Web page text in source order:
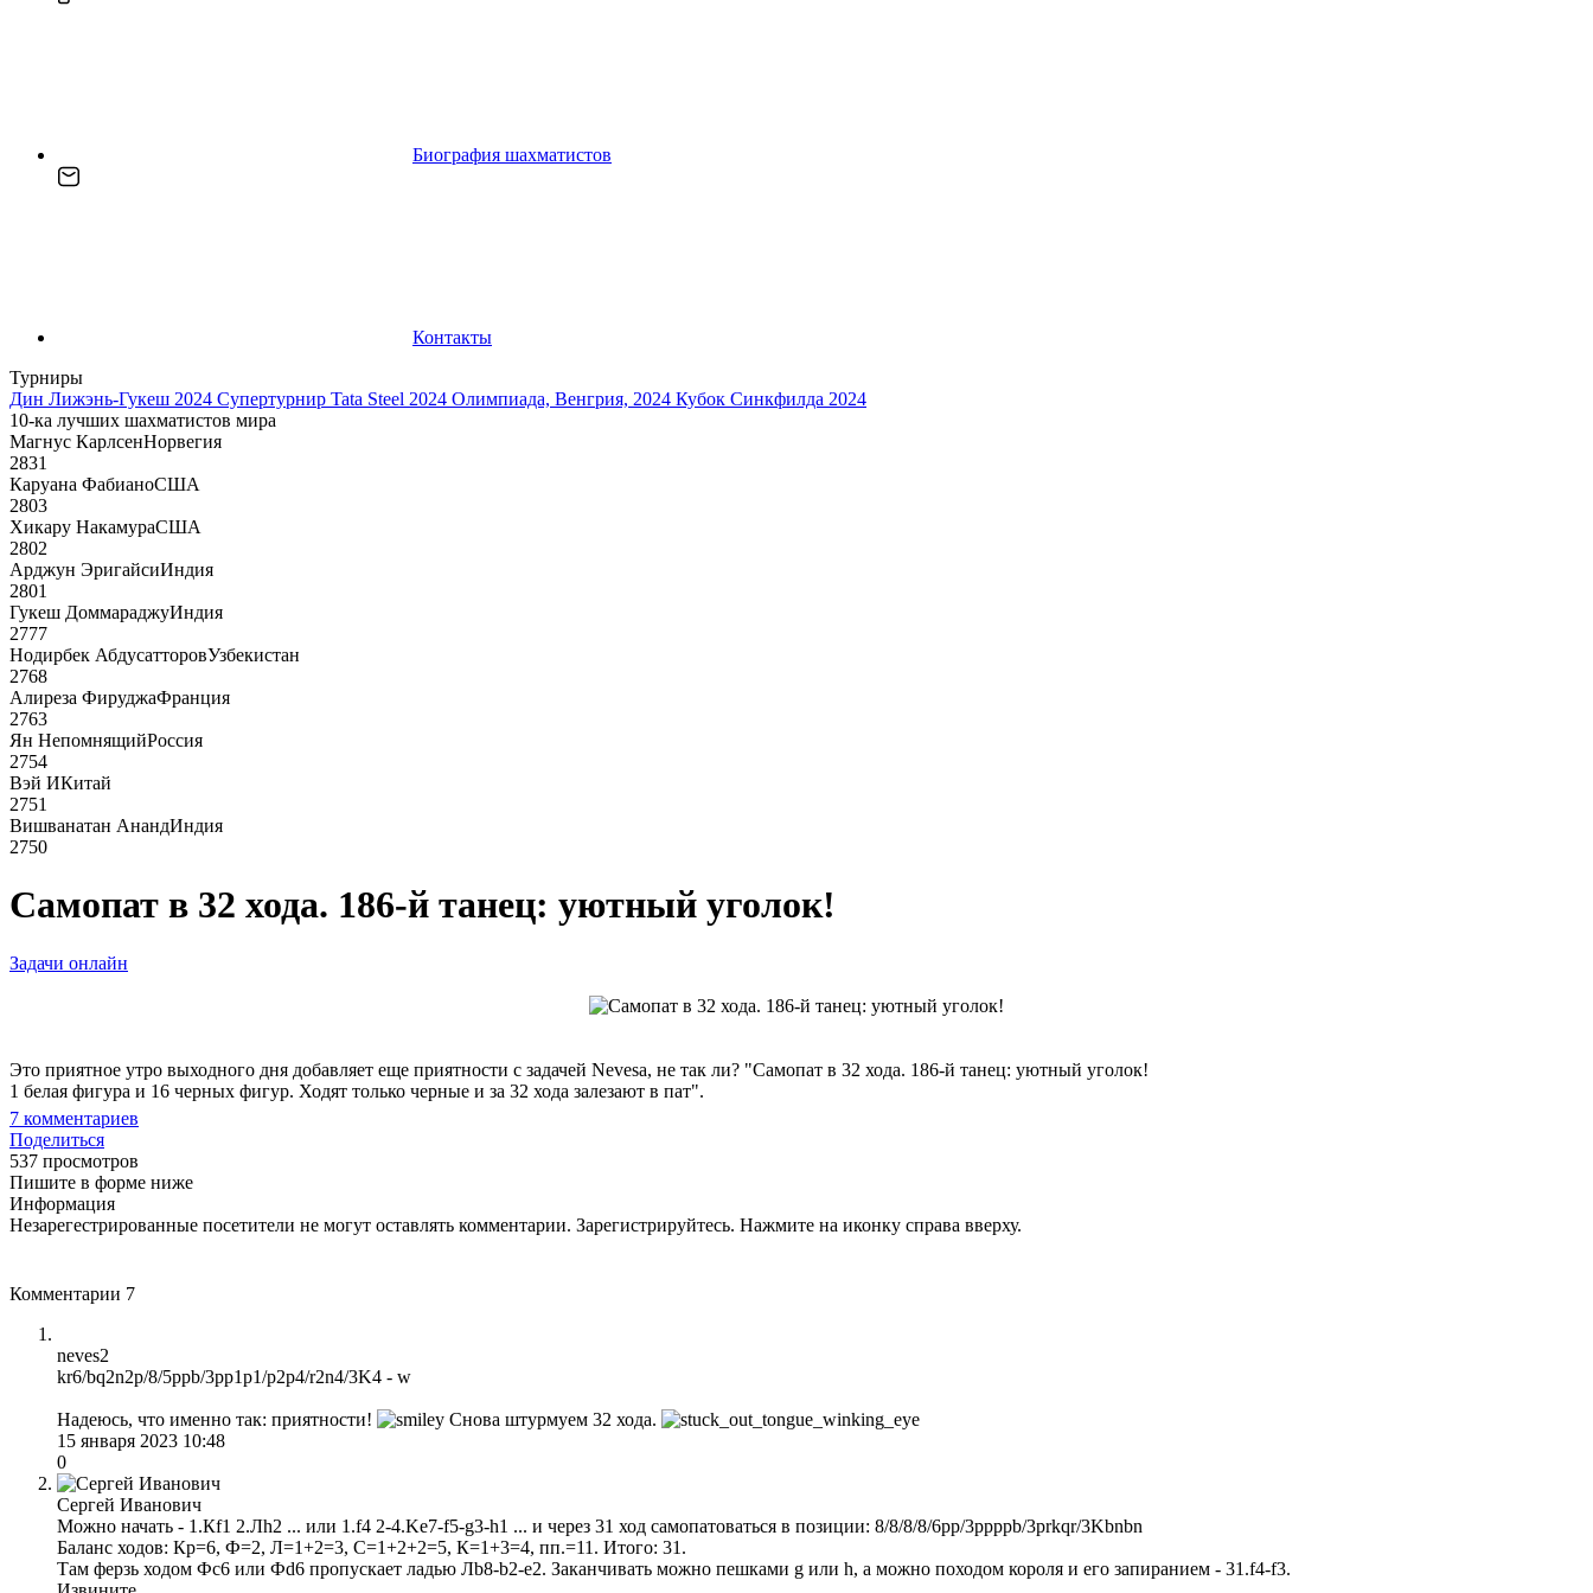
Биография шахматистов
Контакты
Турниры
Дин Лижэнь-Гукеш 2024 Супертурнир Tata Steel 2024 Олимпиада, Венгрия, 2024 Кубок Синкфилда 2024
10-ка лучших шахматистов мира
Магнус КарлсенНорвегия
2831
Каруана ФабианоСША
2803
Хикару НакамураСША
2802
Арджун ЭригайсиИндия
2801
Гукеш ДоммараджуИндия
2777
Нодирбек АбдусатторовУзбекистан
2768
Алиреза ФируджаФранция
2763
Ян НепомнящийРоссия
2754
Вэй ИКитай
2751
Вишванатан АнандИндия
2750
Самопат в 32 хода. 186-й танец: уютный уголок!
Задачи онлайн
Это приятное утро выходного дня добавляет еще приятности с задачей Nevesa, не так ли? "Самопат в 32 хода. 186-й танец: уютный уголок!
1 белая фигура и 16 черных фигур. Ходят только черные и за 32 хода залезают в пат".
7 комментариев
Поделиться
537 просмотров
Пишите в форме ниже
Информация
Незарегестрированные посетители не могут оставлять комментарии. Зарегистрируйтесь. Нажмите на иконку справа вверху.
Комментарии 7
neves2
kr6/bq2n2p/8/5ppb/3pp1p1/p2p4/r2n4/3K4 - w
Надеюсь, что именно так: приятности!
Снова штурмуем 32 хода.
15 января 2023 10:48
0
Сергей Иванович
Можно начать - 1.Кf1 2.Лh2 ... или 1.f4 2-4.Ke7-f5-g3-h1 ... и через 31 ход самопатоваться в позиции: 8/8/8/8/6pp/3ppppb/3prkqr/3Kbnbn
Баланс ходов: Кр=6, Ф=2, Л=1+2=3, С=1+2+2=5, К=1+3=4, пп.=11. Итого: 31.
Там ферзь ходом Фс6 или Фd6 пропускает ладью Лb8-b2-e2. Заканчивать можно пешками g или h, а можно походом короля и его запиранием - 31.f4-f3.